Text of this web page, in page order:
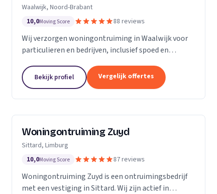
Waalwijk, Noord-Brabant
10,0Moving Score 88 reviews
Wij verzorgen woningontruiming in Waalwijk voor
particulieren en bedrijven, inclusief spoed en
Bekijk profiel Vergelijk offertes
Woningontruiming Zuyd
Sittard, Limburg
10,0Moving Score 87 reviews
Woningontruiming Zuyd is een ontruimingsbedrijf
met een vestiging in Sittard. Wij zijn actief in